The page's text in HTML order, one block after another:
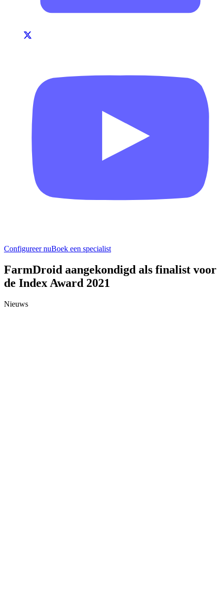
Configureer nuBoek een specialist
FarmDroid aangekondigd als finalist voor
de Index Award 2021
Nieuws